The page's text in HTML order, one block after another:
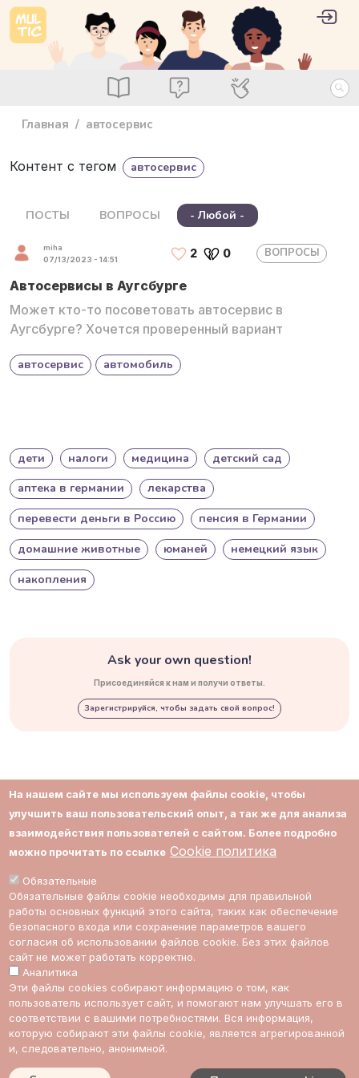
На нашем сайте мы используем файлы cookie, чтобы
улучшить ваш пользовательский опыт, а так же для анализа
взаимодействия пользователей с сайтом. Более подробно
можно прочитать по ссылке Cookie политика
Обязательные
Обязательные файлы cookie необходимы для правильной
работы основных функций этого сайта, таких как обеспечение
безопасного входа или сохранение параметров вашего
согласия об использовании файлов cookie. Без этих файлов
сайт не может работать корректно.
Аналитика
Эти файлы cookies собирают информацию о том, как
пользователь использует сайт, и помогают нам улучшать его в
соответствии с вашими потребностями. Вся информация,
которую собирают эти файлы cookie, является агрегированной
и, следовательно, анонимной.
Перейти к основному содержанию
Посты ВопросыСпециалисты
User
Главная автосервис
Контент с тегом автосервис
ПОСТЫ ВОПРОСЫ - Любой -
miha
07/13/2023 - 14:51 2 0 ВОПРОСЫ
Автосервисы в Аугсбурге
Может кто-то посоветовать автосервис в
Аугсбурге? Хочется проверенный вариант
автосервис автомобиль
дети налоги медицина
детский сад
аптека в германии
лекарства
перевести деньги в Россию
пенсия в Германии
домашние животные
юманей
немецкий язык
накопления
Ask your own question!
Присоединяйся к нам и получи ответы.
Зарегистрируйся, чтобы задать свой вопрос!
О нас
Контакты
Impressum
Стоимость
экспертов
Соглашение
Приватность
Cookie настройки
ссылка на Multic в Facebook
ссылка на Multic в Twitter
ссылка на Multic в Reddit
Ссылка на Multic в